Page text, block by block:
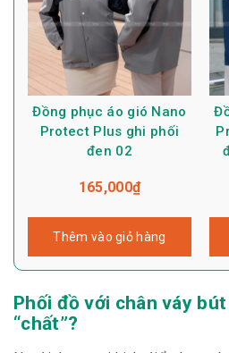
Đồng phục áo gió Nano
Protect Plus ghi phối
đen 02
165,000₫
Thêm vào giỏ hàng
Phối đồ với chân váy
“chất”?